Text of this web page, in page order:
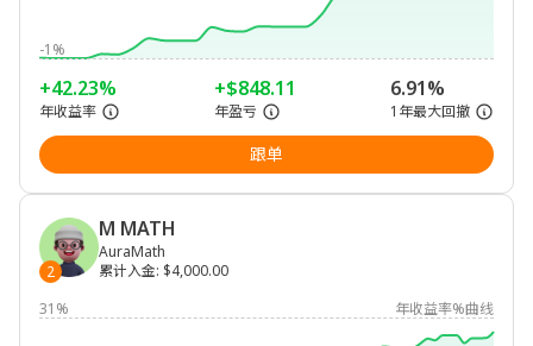
-1%
+42.23%
年收益率
+$848.11
年盈亏
6.91%
1年最大回撤
跟单
2
M MATH
AuraMath
累计入金: $4,000.00
31%
年收益率%曲线